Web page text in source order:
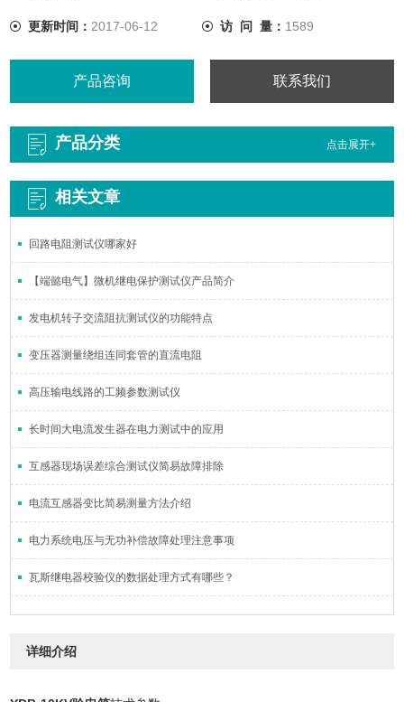
更新时间： 2017-06-12 访 问 量： 1589
产品咨询 联系我们
产品分类 点击展开+
相关文章
回路电阻测试仪哪家好
【端懿电气】微机继电保护测试仪产品简介
发电机转子交流阻抗测试仪的功能特点
变压器测量绕组连同套管的直流电阻
高压输电线路的工频参数测试仪
长时间大电流发生器在电力测试中的应用
互感器现场误差综合测试仪简易故障排除
电流互感器变比简易测量方法介绍
电力系统电压与无功补偿故障处理注意事项
瓦斯继电器校验仪的数据处理方式有哪些？
详细介绍